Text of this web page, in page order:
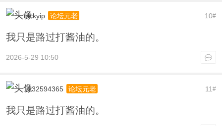
10#
nickyip 论坛元老
我只是路过打酱油的。
2026-5-29 10:50
11#
1132594365 论坛元老
我只是路过打酱油的。